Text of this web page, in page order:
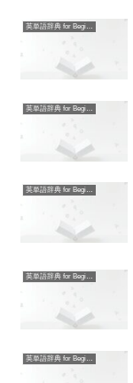
英単語辞典 for Beginners
英単語辞典 for Beginners
英単語辞典 for Beginners
英単語辞典 for Beginners
英単語辞典 for Beginners